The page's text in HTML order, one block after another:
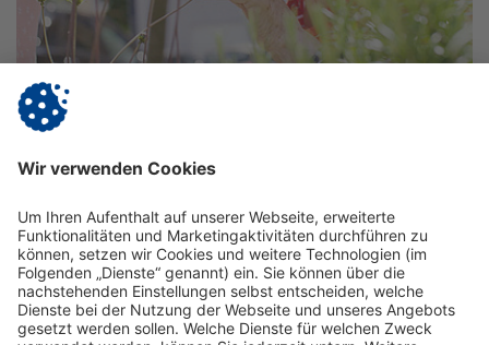
Vitanas Senioren Centrum
Patricia
zum Centrum